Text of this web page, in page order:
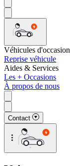
Véhicules d'occasion
Reprise véhicule
Aides & Services
Les + Occasions
À propos de nous
Contact